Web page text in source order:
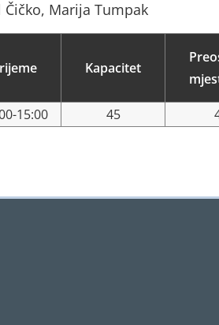
Čičko, Marija Tumpak
Kapacitet
15:00 45